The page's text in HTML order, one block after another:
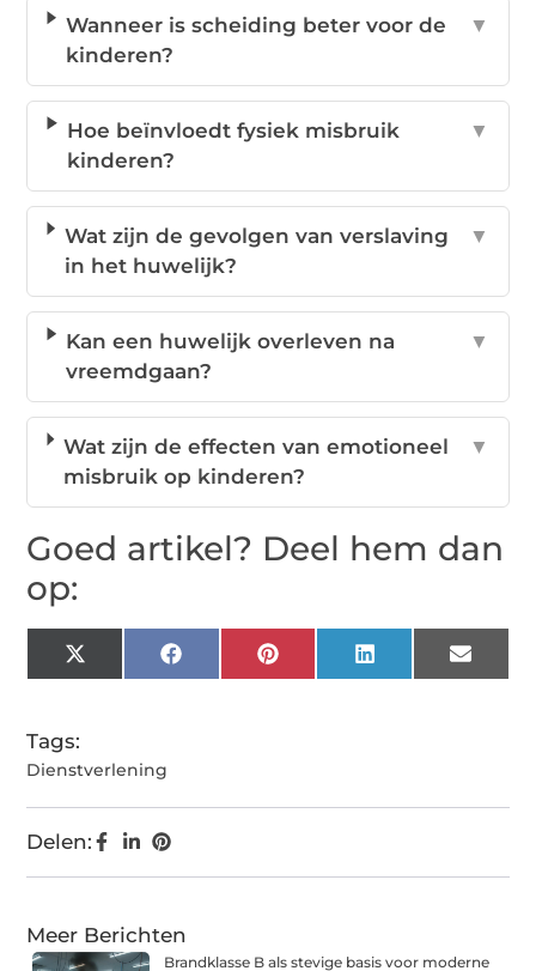
Wanneer is scheiding beter voor de
kinderen?
▼
Hoe beïnvloedt fysiek misbruik
kinderen?
▼
Wat zijn de gevolgen van verslaving
in het huwelijk?
▼
Kan een huwelijk overleven na
vreemdgaan?
▼
Wat zijn de effecten van emotioneel
misbruik op kinderen?
▼
Goed artikel? Deel hem dan
op:
X
(Twitter)
FacebookPinterestLinkedIn Email
Tags:
Dienstverlening
Delen:
Meer Berichten
Brandklasse B als stevige basis voor moderne